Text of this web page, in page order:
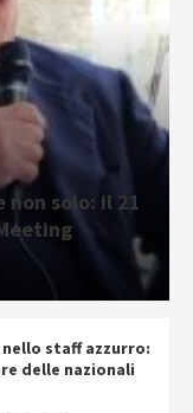
solo: il 21
nello staff azzurro:
delle nazionali